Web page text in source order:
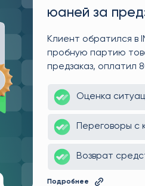
юаней за
избежать
Клиент обратился в
пробную партию
предзаказ, оплатил
не просто
клиенту
продаётся.
Оценка
Переговоры с
Возврат
Подробнее